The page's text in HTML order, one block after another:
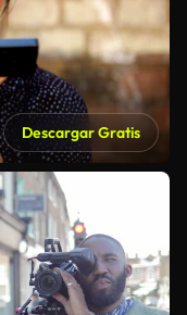
Descargar Gratis